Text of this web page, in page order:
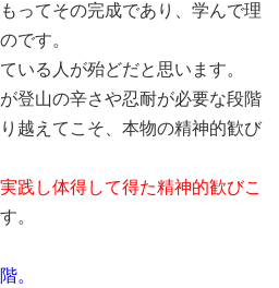
ってその完成であり、学んで理
です。
いる人が殆どだと思います。
登山の辛さや忍耐が必要な段階
越えてこそ、本物の精神的歓び
実践し体得して得た精神的歓びこ
。
。